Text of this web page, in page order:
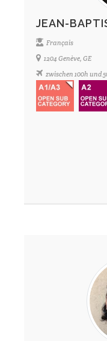
JEAN-
Français
1204 Genève, GE
zwischen 100h und